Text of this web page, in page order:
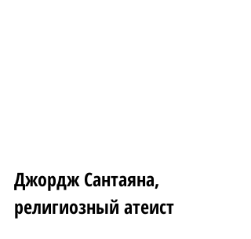
Джордж Сантаяна,
религиозный атеист